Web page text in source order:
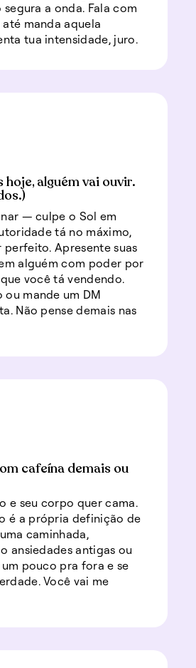
a onda. Fala com
manda aquela
tua intensidade, juro.
alguém vai ouvir.
— culpe o Sol em
tá no máximo,
Apresente suas
alguém com poder por
você tá vendendo.
ou mande um DM
Não pense demais nas
cafeína demais ou
e seu corpo quer cama.
é a própria definição de
caminhada,
ansiedades antigas ou
pouco pra fora e se
Você vai me